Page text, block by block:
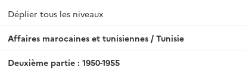
Déplier tous les niveaux
Affaires marocaines et tunisiennes / Tunisie
Deuxième partie : 1950-1955